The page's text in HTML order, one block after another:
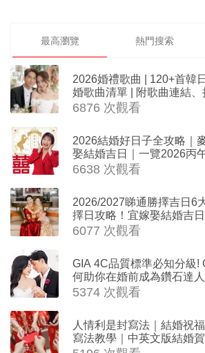
最高瀏覽 熱門搜索
2026婚禮歌曲 | 120+首韓
婚歌曲清單 | 附歌曲連結
6876 次觀看
2026結婚好日子全攻略｜
娶結婚吉日｜一覽2026丙
擇日結婚+避開沖煞生肖指南
6638 次觀看
2026/2027睇通勝擇吉日6
擇日攻略！宜嫁娶結婚吉
沖生肖一覽
6077 次觀看
GIA 4C品質標準必知分級!
何助你在婚前成為鑽石達人
5374 次觀看
人情利是封寫法｜結婚祝
寫法教學｜中英文版結婚